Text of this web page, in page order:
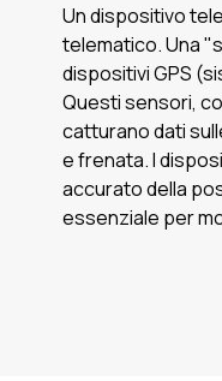
Un dispositivo
telematico. Una
dispositivi GPS
Questi sensori,
catturano dati
e frenata. I
accurato della
essenziale per